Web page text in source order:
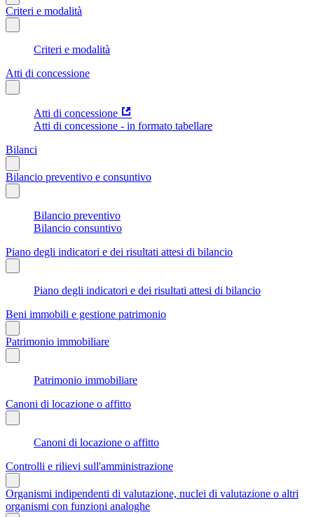
Criteri e modalità
Criteri e modalità
Atti di concessione
Atti di concessione
Atti di concessione - in formato tabellare
Bilanci
Bilancio preventivo e consuntivo
Bilancio preventivo
Bilancio consuntivo
Piano degli indicatori e dei risultati attesi di bilancio
Piano degli indicatori e dei risultati attesi di bilancio
Beni immobili e gestione patrimonio
Patrimonio immobiliare
Patrimonio immobiliare
Canoni di locazione o affitto
Canoni di locazione o affitto
Controlli e rilievi sull'amministrazione
Organismi indipendenti di valutazione, nuclei di valutazione o altri
organismi con funzioni analoghe